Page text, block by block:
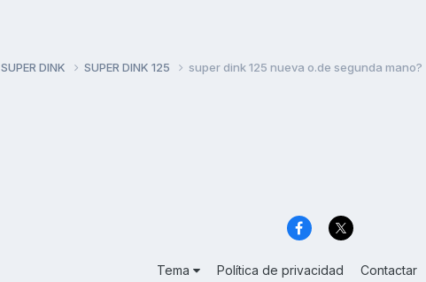
SUPER DINK SUPER DINK 125 super dink 125 nueva o.de segunda mano?
Tema Política de privacidad Contactar